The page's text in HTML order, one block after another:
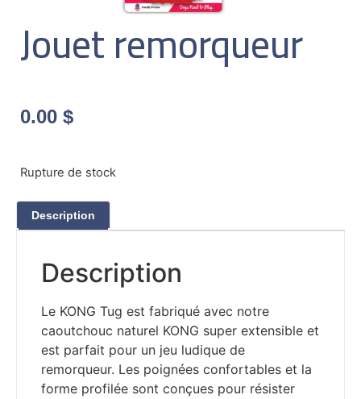
Jouet remorqueur
0.00 $
Rupture de stock
Description
Description
Le KONG Tug est fabriqué avec notre
caoutchouc naturel KONG super extensible et
est parfait pour un jeu ludique de
remorqueur. Les poignées confortables et la
forme profilée sont conçues pour résister